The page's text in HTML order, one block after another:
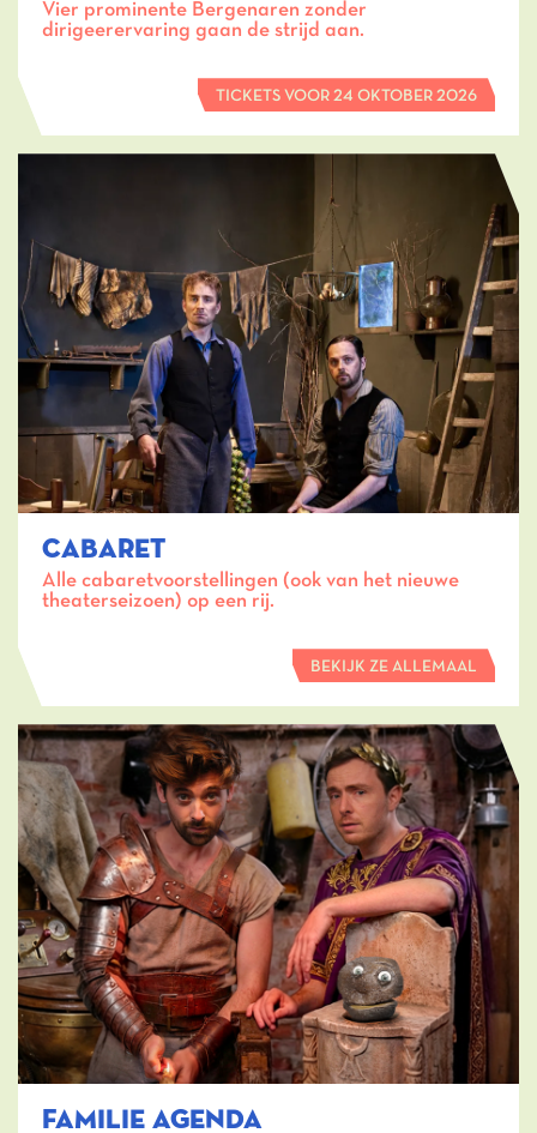
Vier prominente Bergenaren zonder
dirigeerervaring gaan de strijd aan.
TICKETS VOOR 24 OKTOBER 2026
CABARET
Alle cabaretvoorstellingen (ook van het nieuwe
theaterseizoen) op een rij.
BEKIJK ZE ALLEMAAL
FAMILIE AGENDA